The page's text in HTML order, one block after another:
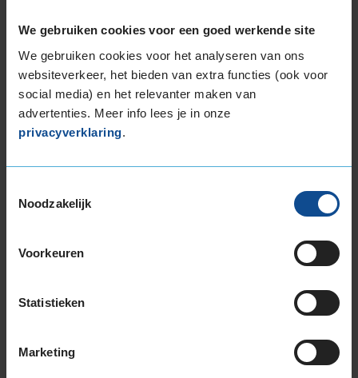
We gebruiken cookies voor een goed werkende site
We gebruiken cookies voor het analyseren van ons
websiteverkeer, het bieden van extra functies (ook voor
social media) en het relevanter maken van
advertenties. Meer info lees je in onze
privacyverklaring.
Noodzakelijk
Voorkeuren
Statistieken
Marketing
235/35R19 91Y EXTRALOAD
235/35R19 91Y EXTRALOAD
235/40R19 92Y
235/50R19 99W
235/50R19 99Y
245/40R19 98Y EXTRALOAD
255/35R19 96Y EXTRALOAD
255/45R19 104Y EXTRALOAD
255/50R19 107W EXTRALOAD
265/45R19 105Y EXTRALOAD